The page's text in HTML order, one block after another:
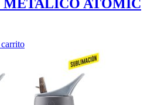
METALICO ATOMIC